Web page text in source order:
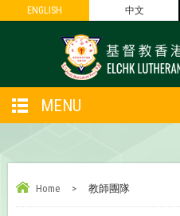
ENGLISH 中文
ENGLISH 中文
MENU
Home > 教師團隊